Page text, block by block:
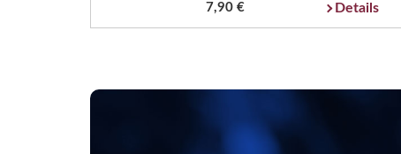
7,90 € Details